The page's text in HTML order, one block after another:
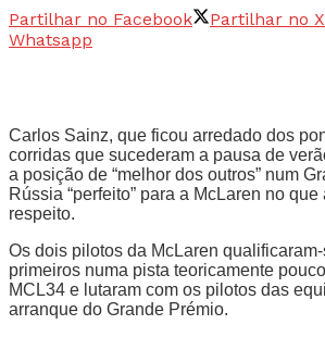
Partilhar no Facebook Partilhar no X
Whatsapp
Carlos Sainz, que ficou arredado dos
corridas que sucederam a pausa de
a posição de “melhor dos outros” num
Rússia “perfeito” para a McLaren no
respeito.
Os dois pilotos da McLaren
primeiros numa pista teoricamente
MCL34 e lutaram com os pilotos das
arranque do Grande Prémio.